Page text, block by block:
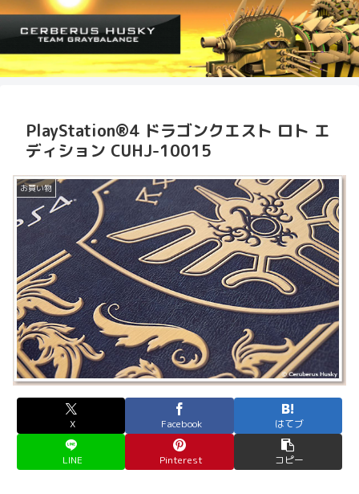
PlayStation®4 ドラゴンクエスト ロト エ
ディション CUHJ-10015
お買い物
X Facebook はてブ
LINE Pinterest コピー